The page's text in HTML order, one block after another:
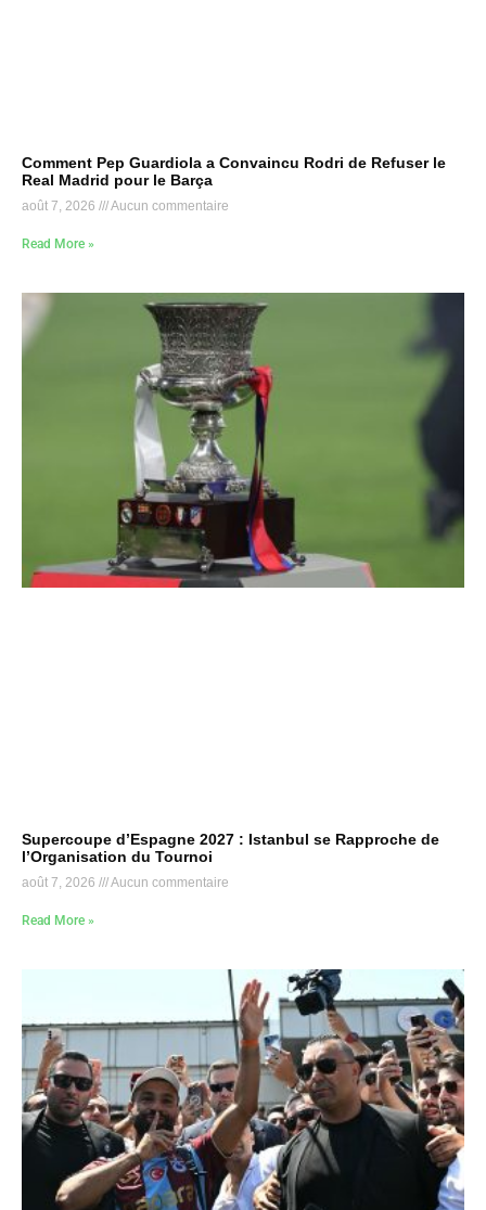
Comment Pep Guardiola a Convaincu Rodri de Refuser le
Real Madrid pour le Barça
août 7, 2026 Aucun commentaire
Read More »
Supercoupe d’Espagne 2027 : Istanbul se Rapproche de
l’Organisation du Tournoi
août 7, 2026 Aucun commentaire
Read More »